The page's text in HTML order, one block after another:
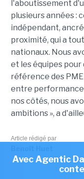
l'aboutissement
plusieurs années :
indépendant,
proximité, qui a
nationaux. Nous
et les équipes
référence des
entre performance
nos côtés, nous
ambitions », a
Article rédigé par
Avec Agentic